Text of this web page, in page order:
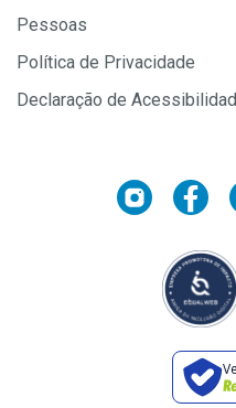
Pessoas
Política de Privacidade
Declaração de